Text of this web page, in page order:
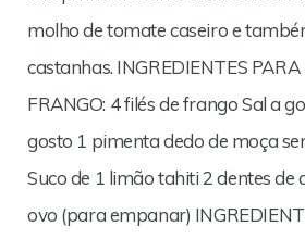
molho de tomate caseiro e
castanhas. INGREDIENTES
FRANGO: 4 filés de frango Sal a
gosto 1 pimenta dedo de moça
Suco de 1 limão tahiti 2 dentes de
ovo (para empanar)